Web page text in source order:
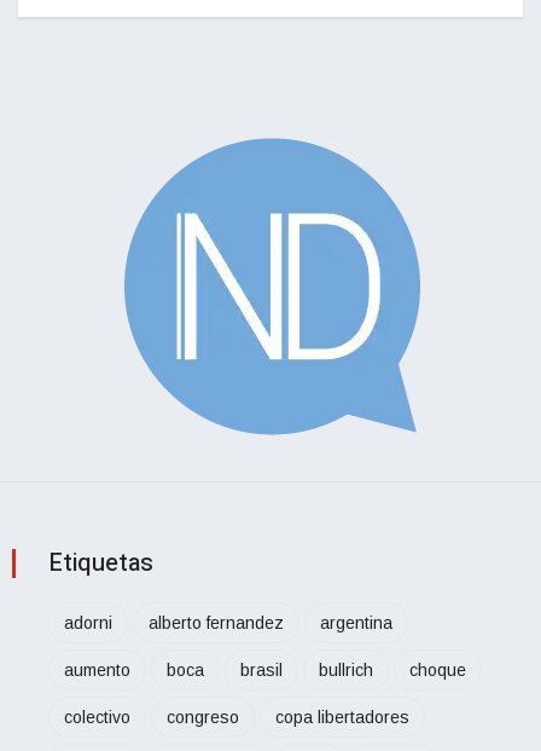
Etiquetas
adorni alberto fernandez argentina
aumento boca brasil bullrich choque
colectivo congreso copa libertadores